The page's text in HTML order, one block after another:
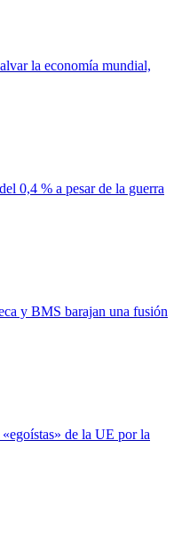
la economía mundial,
0,4 % a pesar de la guerra
y BMS barajan una fusión
de la UE por la